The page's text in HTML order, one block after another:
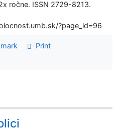
ročne. ISSN 2729-8213.
?page_id=96
Print